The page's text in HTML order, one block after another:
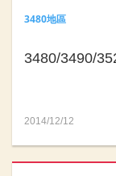
3480地區
3480/3490/
2014/12/12